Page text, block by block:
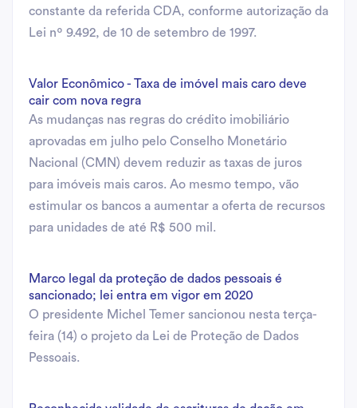
constante da referida CDA, conforme autorização da
Lei nº 9.492, de 10 de setembro de 1997.
Valor Econômico - Taxa de imóvel mais caro deve
cair com nova regra
As mudanças nas regras do crédito imobiliário
aprovadas em julho pelo Conselho Monetário
Nacional (CMN) devem reduzir as taxas de juros
para imóveis mais caros. Ao mesmo tempo, vão
estimular os bancos a aumentar a oferta de recursos
para unidades de até R$ 500 mil.
Marco legal da proteção de dados pessoais é
sancionado; lei entra em vigor em 2020
O presidente Michel Temer sancionou nesta terça-
feira (14) o projeto da Lei de Proteção de Dados
Pessoais.